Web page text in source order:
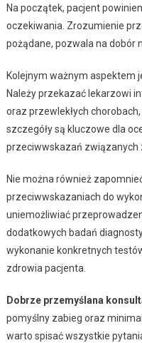
Na początek, pacjent
oczekiwania. Zrozumienie
pożądane, pozwala na dobór
Kolejnym ważnym aspektem
Należy przekazać lekarzowi
oraz przewlekłych
szczegóły są kluczowe dla
przeciwwskazań związanych
Nie można również
przeciwwskazaniach do
uniemożliwiać
dodatkowych badań
wykonanie konkretnych
zdrowia pacjenta.
Dobrze przemyślana
pomyślny zabieg oraz
warto spisać wszystkie